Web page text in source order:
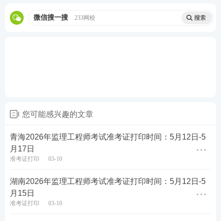
核对准考证信息是否有误。监理工程准考证表会显示
息，如有问题须在准考证打印截止日期前与报名市
甘肃监理工程师准考证打印注意事项
1、打印时不记得注册账号
方法1：如果密码丢失，可以通过输入考试期间填
写的信息找回密码，根据用户名和密码查询登录
微信搜一搜 233网校
您可能感兴趣的文章
青海2026年监理工程师考试准考证打印时间：5月12日-5
月17日
准考证打印 03-10
湖南2026年监理工程师考试准考证打印时间：5月12日-5
月15日
准考证打印 03-10